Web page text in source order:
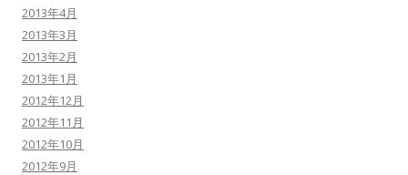
2013年4月
2013年3月
2013年2月
2013年1月
2012年12月
2012年11月
2012年10月
2012年9月